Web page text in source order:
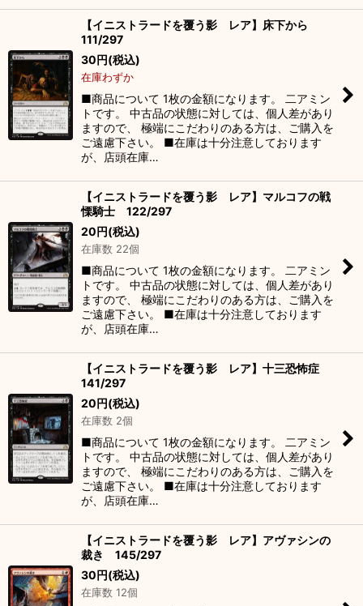
【イニストラードを覆う影 レア】床下から
111/297
30円(税込)
在庫わずか
■商品について 1枚の金額になります。 二アミン
トです。 中古品の状態に対しては、個人差があり
ますので、 極端にこだわりのある方は、ご購入を
ご遠慮下さい。 ■在庫は十分注意しております
が、店頭在庫…
【イニストラードを覆う影 レア】マルコフの戦
慄騎士 122/297
20円(税込)
在庫数 22個
■商品について 1枚の金額になります。 二アミン
トです。 中古品の状態に対しては、個人差があり
ますので、 極端にこだわりのある方は、ご購入を
ご遠慮下さい。 ■在庫は十分注意しております
が、店頭在庫…
【イニストラードを覆う影 レア】十三恐怖症
141/297
20円(税込)
在庫数 2個
■商品について 1枚の金額になります。 二アミン
トです。 中古品の状態に対しては、個人差があり
ますので、 極端にこだわりのある方は、ご購入を
ご遠慮下さい。 ■在庫は十分注意しております
が、店頭在庫…
【イニストラードを覆う影 レア】アヴァシンの
裁き 145/297
30円(税込)
在庫数 12個